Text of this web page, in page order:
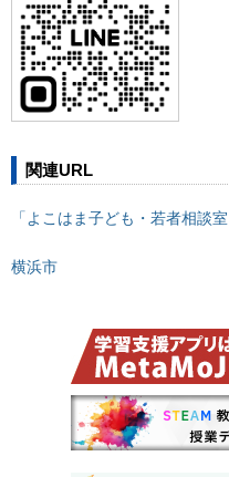
関連URL
「よこはま子ども・若者相談室
横浜市